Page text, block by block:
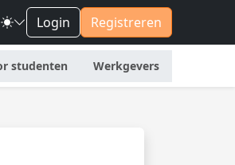
Login Registreren
studenten Werkgevers